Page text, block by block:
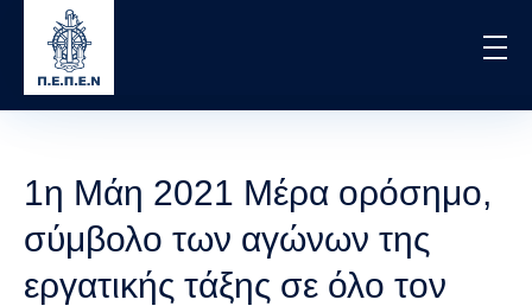
content
1η Μάη 2021 Μέρα ορόσημο,
σύμβολο των αγώνων της
εργατικής τάξης σε όλο τον